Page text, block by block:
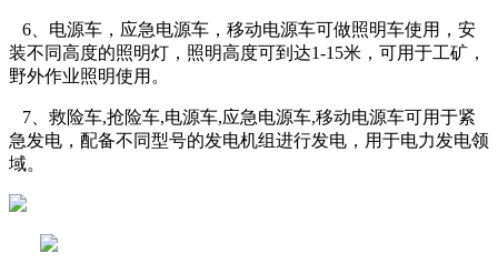
6、电源车，应急电源车，移动电源车可做照明车使用，安
装不同高度的照明灯，照明高度可到达1-15米，可用于工矿，
野外作业照明使用。
7、救险车,抢险车,电源车,应急电源车,移动电源车可用于紧
急发电，配备不同型号的发电机组进行发电，用于电力发电领
域。